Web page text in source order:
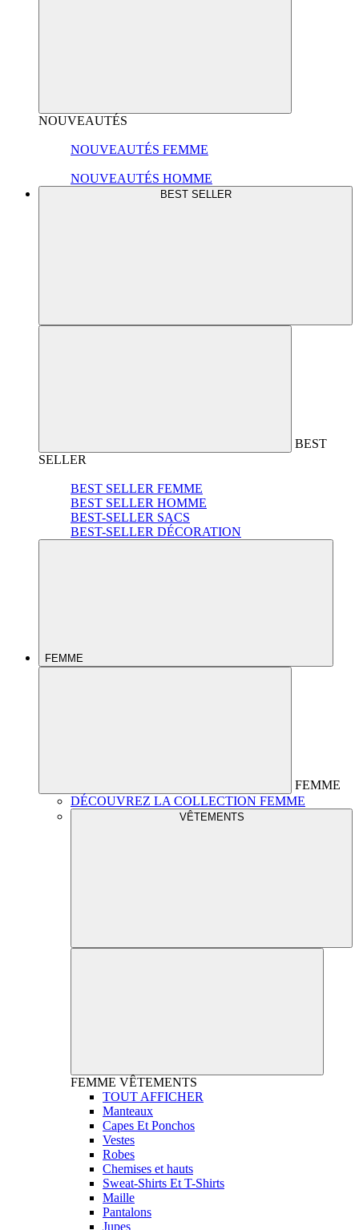
NOUVEAUTÉS
NOUVEAUTÉS FEMME
NOUVEAUTÉS HOMME
BEST SELLER
BEST
SELLER
BEST SELLER FEMME
BEST SELLER HOMME
BEST-SELLER SACS
BEST-SELLER DÉCORATION
FEMME
FEMME
DÉCOUVREZ LA COLLECTION FEMME
VÊTEMENTS
FEMME VÊTEMENTS
TOUT AFFICHER
Manteaux
Capes Et Ponchos
Vestes
Robes
Chemises et hauts
Sweat-Shirts Et T-Shirts
Maille
Pantalons
Jupes